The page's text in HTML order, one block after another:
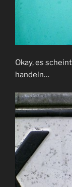
Okay, es
handeln…